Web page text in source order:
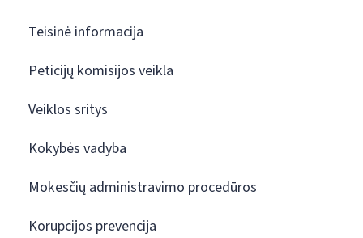
Teisinė informacija
Peticijų komisijos veikla
Veiklos sritys
Kokybės vadyba
Mokesčių administravimo procedūros
Korupcijos prevencija